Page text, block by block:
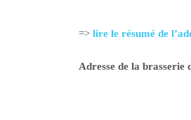
=> lire le résumé de
Adresse de la brasserie